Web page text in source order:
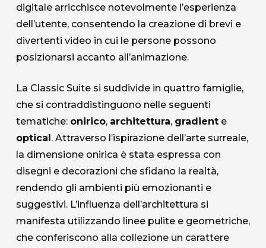
digitale arricchisce notevolmente l’esperienza
dell’utente, consentendo la creazione di brevi e
divertenti video in cui le persone possono
posizionarsi accanto all’animazione.
La Classic Suite si suddivide in quattro famiglie,
che si contraddistinguono nelle seguenti
tematiche: onirico, architettura, gradiente
optical . Attraverso l’ispirazione dell’arte surreale,
la dimensione onirica è stata espressa con
disegni e decorazioni che sfidano la realtà,
rendendo gli ambienti più emozionanti e
suggestivi. L’influenza dell’architettura si
manifesta utilizzando linee pulite e geometriche,
che conferiscono alla collezione un carattere